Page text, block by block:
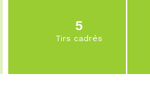
5
Tirs cadrés